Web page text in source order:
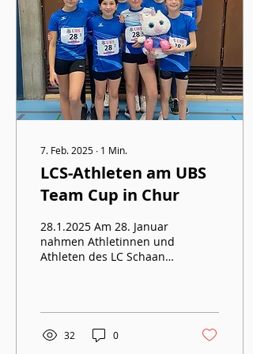
7. Feb. 2025 ∙ 1 Min.
LCS-Athleten am UBS
Team Cup in Chur
28.1.2025 Am 28. Januar
nahmen Athletinnen und
Athleten des LC Schaan
32 0